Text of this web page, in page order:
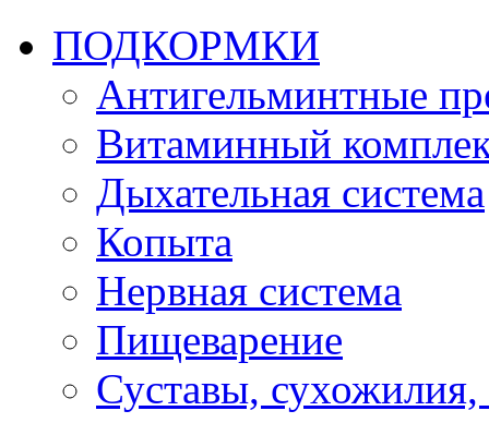
ПОДКОРМКИ
Антигельминтные
Витаминный
Дыхательная система
Копыта
Нервная система
Пищеварение
Суставы, сухожилия,